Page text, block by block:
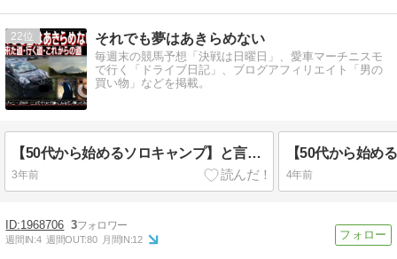
22 それでも夢はあきらめない
毎週末の競馬予想「決戦は日曜日」、愛車マーチニスモ
で行く「ドライブ日記」、ブログアフィリエイト「男の
買い物」などを掲載。
【50代から始めるソロキャンプ】と言う歌を作ってみた❣
3年前 4年前
1968706 3
週間IN:4 週間OUT:80 月間IN:12